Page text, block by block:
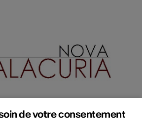
de votre consentement